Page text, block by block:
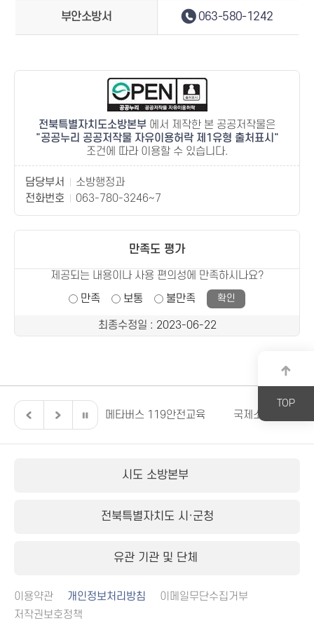
부안소방서 063-580-1242
전북특별자치도소방본부 에서 제작한 본 공공저작물은
공공누리 공공저작물 자유이용허락 제1유형 출처표시
조건에 따라 이용할 수 있습니다.
담당부서
소방행정과
전화번호
063-780-3246~7
만족도 평가
제공되는 내용이나 사용 편의성에 만족하시나요?
만족
보통 불만족
최종수정일 : 2023-06-22
TOP
전북특별자치도 메타버스 119안전교육 국제소방안전박
시도 소방본부
전북특별자치도 시·군청
유관 기관 및 단체
이용약관 개인정보처리방침
이메일무단수집거부
저작권보호정책